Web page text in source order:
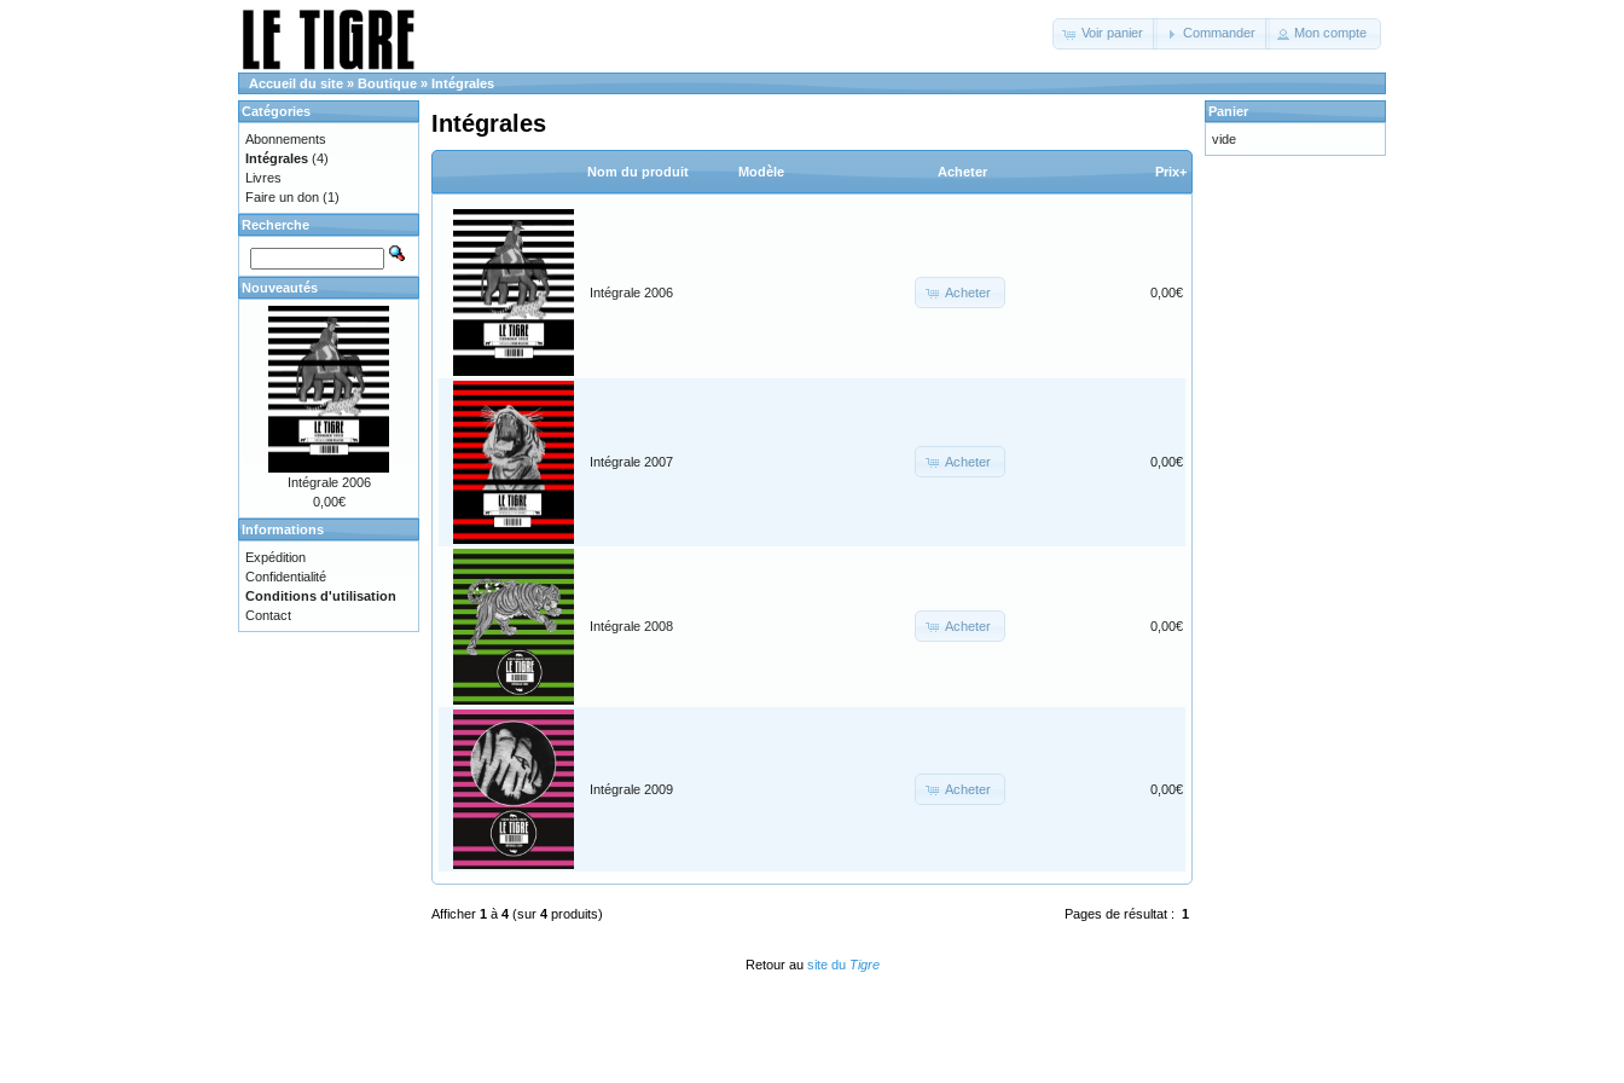
Voir panier Commander Mon compte
Accueil du site » Boutique » Intégrales
Intégrales
Nom du produit Modèle Acheter Prix+
Intégrale 2006 Acheter 0,00€
Intégrale 2007 Acheter 0,00€
Intégrale 2008 Acheter 0,00€
Intégrale 2009 Acheter 0,00€
Pages de résultat : 1
Afficher 1 à 4 (sur 4 produits)
Catégories
Abonnements
Intégrales (4)
Livres
Faire un don (1)
Recherche
Nouveautés
Intégrale 2006
0,00€
Informations
Expédition
Confidentialité
Conditions d'utilisation
Contact
Panier
vide
Retour au site du Tigre